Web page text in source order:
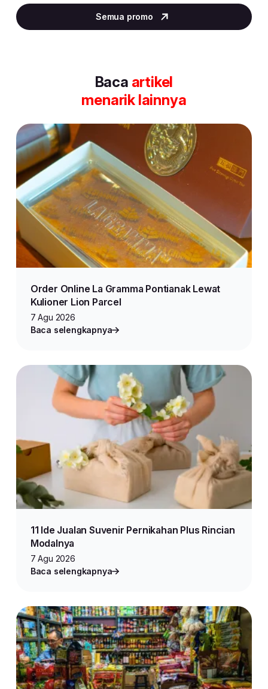
3
of
Semua promo
Baca artikel
menarik lainnya
Order Online La Gramma Pontianak Lewat
Kulioner Lion Parcel
7 Agu 2026
Baca selengkapnya
11 Ide Jualan Suvenir Pernikahan Plus Rincian
Modalnya
7 Agu 2026
Baca selengkapnya